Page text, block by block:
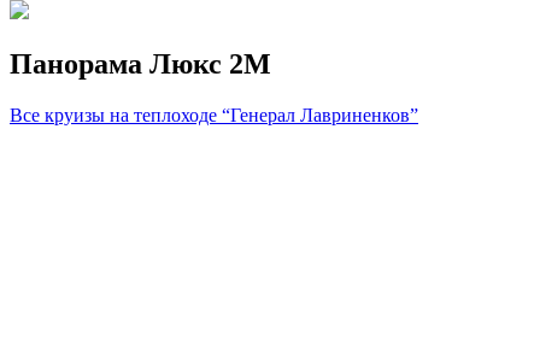
Панорама Люкс 2M
Все круизы на теплоходе “Генерал Лавриненков”